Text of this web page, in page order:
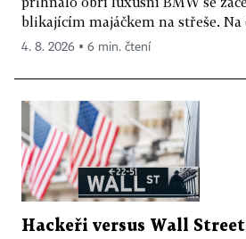
blikajícím majáčkem na střeše. Na
4. 8. 2026 ▪ 6 min. čtení
Hackeři versus Wall